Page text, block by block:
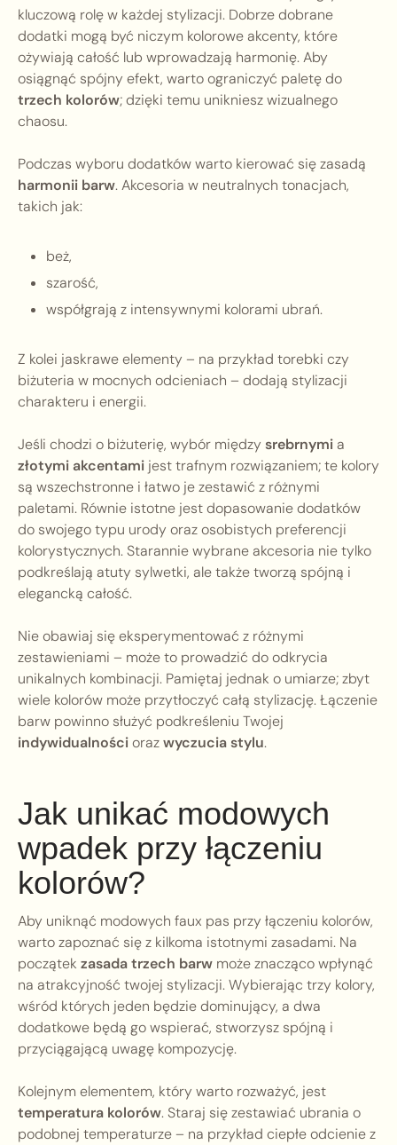
kluczową rolę w każdej stylizacji. Dobrze dobrane
dodatki mogą być niczym kolorowe akcenty, które
ożywiają całość lub wprowadzają harmonię. Aby
osiągnąć spójny efekt, warto ograniczyć paletę do
trzech kolorów; dzięki temu unikniesz wizualnego
chaosu.
Podczas wyboru dodatków warto kierować się zasadą
harmonii barw. Akcesoria w neutralnych tonacjach,
takich jak:
beż,
szarość,
współgrają z intensywnymi kolorami ubrań.
Z kolei jaskrawe elementy – na przykład torebki czy
biżuteria w mocnych odcieniach – dodają stylizacji
charakteru i energii.
Jeśli chodzi o biżuterię, wybór między srebrnymia
złotymi akcentami jest trafnym rozwiązaniem; te kolory
są wszechstronne i łatwo je zestawić z różnymi
paletami. Równie istotne jest dopasowanie dodatków
do swojego typu urody oraz osobistych preferencji
kolorystycznych. Starannie wybrane akcesoria nie tylko
podkreślają atuty sylwetki, ale także tworzą spójną i
elegancką całość.
Nie obawiaj się eksperymentować z różnymi
zestawieniami – może to prowadzić do odkrycia
unikalnych kombinacji. Pamiętaj jednak o umiarze; zbyt
wiele kolorów może przytłoczyć całą stylizację. Łączenie
barw powinno służyć podkreśleniu Twojej
indywidualnościorazwyczucia stylu.
Jak unikać modowych
wpadek przy łączeniu
kolorów?
Aby uniknąć modowych faux pas przy łączeniu kolorów,
warto zapoznać się z kilkoma istotnymi zasadami. Na
początek zasada trzech barw może znacząco wpłynąć
na atrakcyjność twojej stylizacji. Wybierając trzy kolory,
wśród których jeden będzie dominujący, a dwa
dodatkowe będą go wspierać, stworzysz spójną i
przyciągającą uwagę kompozycję.
Kolejnym elementem, który warto rozważyć, jest
temperatura kolorów. Staraj się zestawiać ubrania o
podobnej temperaturze – na przykład ciepłe odcienie z